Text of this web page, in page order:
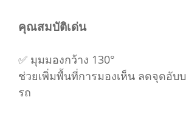
คุณสมบัติเด่น
✅ มุมมองกว้าง 130°
ช่วยเพิ่มพื้นที่การมองเห็น ลดจุดอับ
รถ